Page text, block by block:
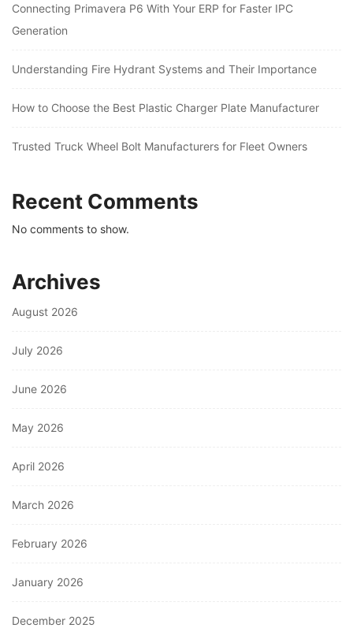
Connecting Primavera P6 With Your ERP for Faster IPC
Generation
Understanding Fire Hydrant Systems and Their Importance
How to Choose the Best Plastic Charger Plate Manufacturer
Trusted Truck Wheel Bolt Manufacturers for Fleet Owners
Recent Comments
No comments to show.
Archives
August 2026
July 2026
June 2026
May 2026
April 2026
March 2026
February 2026
January 2026
December 2025